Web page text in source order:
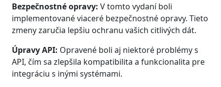
Bezpečnostné opravy: V tomto vydaní boli
implementované viaceré bezpečnostné opravy. Tieto
zmeny zaručia lepšiu ochranu vašich citlivých dát.
Úpravy API: Opravené boli aj niektoré problémy s
API, čím sa zlepšila kompatibilita a funkcionalita pre
integráciu s inými systémami.